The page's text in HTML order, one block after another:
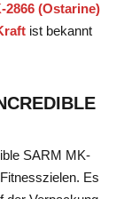
2866 (Ostarine)
ist bekannt
SARM MK-
Es